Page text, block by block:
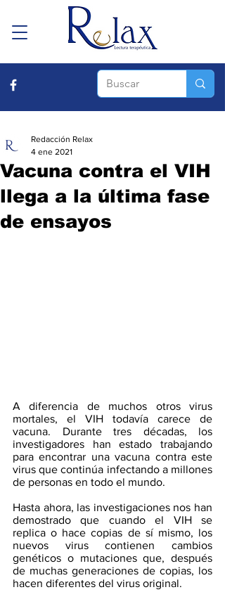
Vacuna contra el VIH
llega a la última fase
de ensayos
Redacción Relax
4 ene 2021
A diferencia de muchos otros virus
mortales, el VIH todavía carece de
vacuna. Durante tres décadas, los
investigadores han estado trabajando
para encontrar una vacuna contra este
virus que continúa infectando a millones
de personas en todo el mundo.
Hasta ahora, las investigaciones nos han
demostrado que cuando el VIH se
replica o hace copias de sí mismo, los
nuevos virus contienen cambios
genéticos o mutaciones que, después
de muchas generaciones de copias, los
hacen diferentes del virus original.